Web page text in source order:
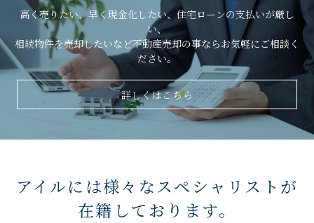
高く売りたい、早く現金化したい、住宅ローンの支払いが厳し
い、
相続物件を売却したいなど不動産売却の事ならお気軽にご相談く
ださい。
詳しくはこちら
アイルには様々なスペシャリストが
在籍しております。